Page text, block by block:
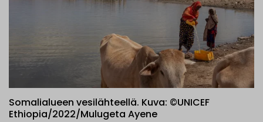
Somalialueen vesilähteellä. Kuva: ©UNICEF
Ethiopia/2022/Mulugeta Ayene